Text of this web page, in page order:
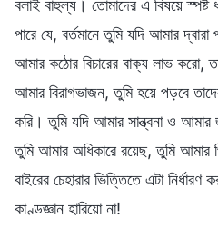
বলাই বাহুল্য। তোমাদের এ বিষয়ে স্পষ্ট
পারে যে, বর্তমানে তুমি যদি আমার
আমার কঠোর বিচারের বাক্য লাভ করো,
আমার বিরাগভাজন, তুমি হয়ে পড়বে
করি। তুমি যদি আমার সান্ত্বনা ও
তুমি আমার অধিকারে রয়েছ, তুমি
বাইরের চেহারার ভিত্তিতে এটা
কাণ্ডজ্ঞান হারিয়ো না!